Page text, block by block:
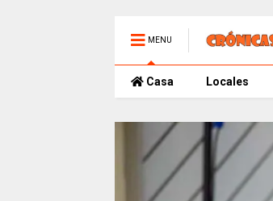
MENU
Casa Locales